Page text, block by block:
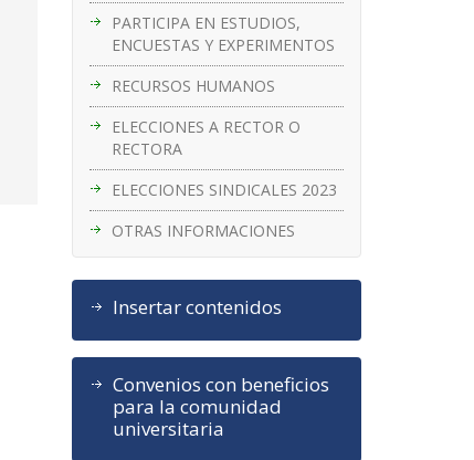
PARTICIPA EN ESTUDIOS,
ENCUESTAS Y EXPERIMENTOS
RECURSOS HUMANOS
ELECCIONES A RECTOR O
RECTORA
ELECCIONES SINDICALES 2023
OTRAS INFORMACIONES
Insertar contenidos
Convenios con beneficios
para la comunidad
universitaria